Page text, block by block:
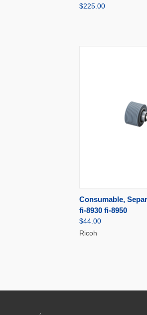
$225.00
APERÇU RAPIDE
Consumable,
fi-8930 fi-8950
$44.00
Ricoh